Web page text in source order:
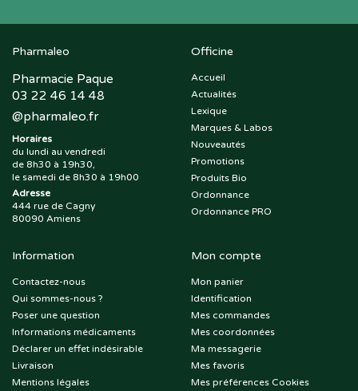
Pharmaleo
Pharmacie Paque
03 22 46 14 48
@pharmaleo.fr
Horaires
du lundi au vendredi
de 8h30 à 19h30,
le samedi de 8h30 à 19h00
Adresse
444 rue de Cagny
80090 Amiens
Officine
Accueil
Actualités
Lexique
Marques & Labos
Nouveautés
Promotions
Produits Bio
Ordonnance
Ordonnance PRO
Information
Contactez-nous
Qui sommes-nous ?
Poser une question
Informations médicaments
Déclarer un effet indésirable
Livraison
Mentions légales
Mon compte
Mon panier
Identification
Mes commandes
Mes coordonnées
Ma messagerie
Mes favoris
Mes préférences Cookies